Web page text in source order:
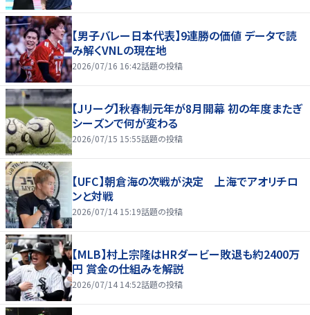
【男子バレー日本代表】9連勝の価値 データで読
み解くVNLの現在地
2026/07/16 16:42話題の投稿
【Jリーグ】秋春制元年が8月開幕 初の年度またぎ
シーズンで何が変わる
2026/07/15 15:55話題の投稿
【UFC】朝倉海の次戦が決定 上海でアオリチロ
ンと対戦
2026/07/14 15:19話題の投稿
【MLB】村上宗隆はHRダービー敗退も約2400万
円 賞金の仕組みを解説
2026/07/14 14:52話題の投稿